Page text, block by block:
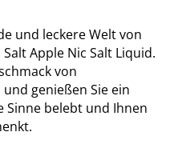
und leckere Welt von
Apple Nic Salt Liquid.
von
genießen Sie ein
Sinne belebt und Ihnen